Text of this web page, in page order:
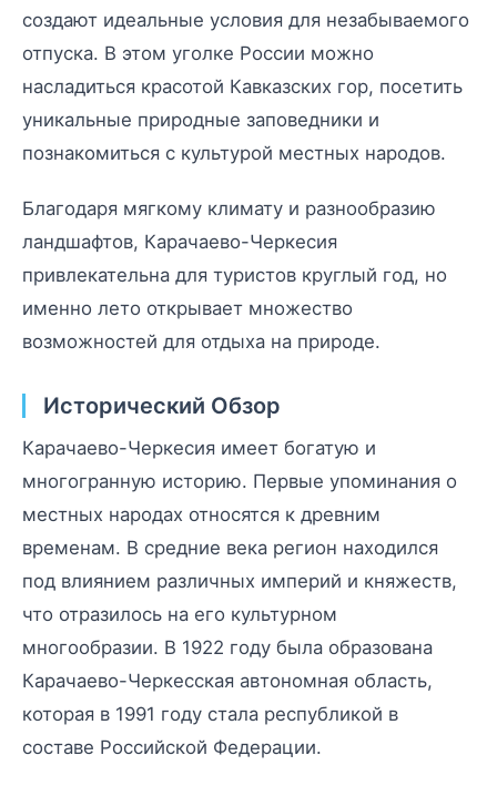
создают идеальные условия для незабываемого
отпуска. В этом уголке России можно
насладиться красотой Кавказских гор, посетить
уникальные природные заповедники и
познакомиться с культурой местных народов.
Благодаря мягкому климату и разнообразию
ландшафтов, Карачаево-Черкесия
привлекательна для туристов круглый год, но
именно лето открывает множество
возможностей для отдыха на природе.
Исторический Обзор
Карачаево-Черкесия имеет богатую и
многогранную историю. Первые упоминания о
местных народах относятся к древним
временам. В средние века регион находился
под влиянием различных империй и княжеств,
что отразилось на его культурном
многообразии. В 1922 году была образована
Карачаево-Черкесская автономная область,
которая в 1991 году стала республикой в
составе Российской Федерации.